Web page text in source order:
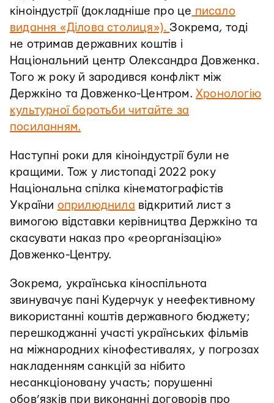
кіноіндустрії (докладніше про це писало
видання «Ділова столиця»). Зокрема, тоді
не отримав державних коштів і
Національний центр Олександра Довженка.
Того ж року й зародився конфлікт між
Держкіно та Довженко-Центром.Хронологію
культурної боротьби читайте за
посиланням.
Наступні роки для кіноіндустрії були не
кращими. Тож у листопаді 2022 року
Національна спілка кінематографістів
України оприлюднила відкритий лист з
вимогою відставки керівництва Держкіно та
скасувати наказ про «реорганізацію»
Довженко-Центру.
Зокрема, українська кіноспільнота
звинувачує пані Кудерчук у неефективному
використанні коштів державного бюджету;
перешкоджанні участі українських фільмів
на міжнародних кінофестивалях, у погрозах
накладенням санкцій за нібито
несанкціоновану участь; порушенні
обов’язків при виконанні договорів про